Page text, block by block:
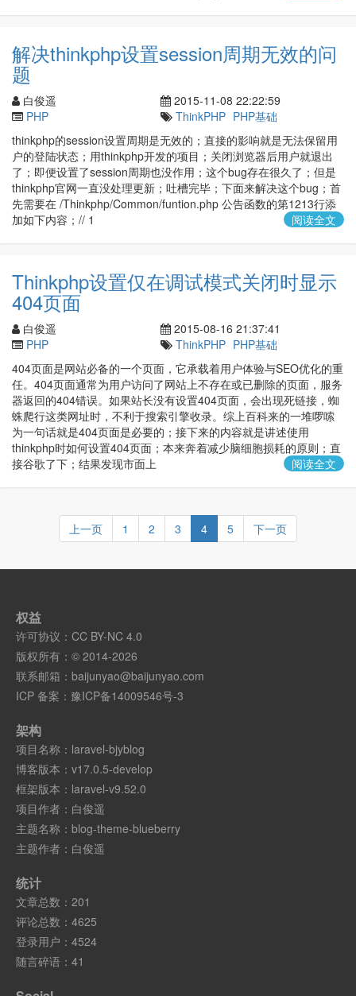
解决thinkphp设置session周期无效的问
题
白俊遥
2015-11-08 22:22:59
PHP
ThinkPHP PHP基础
thinkphp的session设置周期是无效的；直接的影响就是无法保留用
户的登陆状态；用thinkphp开发的项目；关闭浏览器后用户就退出
了；即便设置了session周期也没作用；这个bug存在很久了；但是
thinkphp官网一直没处理更新；吐槽完毕；下面来解决这个bug；首
先需要在 /Thinkphp/Common/funtion.php 公告函数的第1213行添
加如下内容；// 1
阅读全文
Thinkphp设置仅在调试模式关闭时显示
404页面
白俊遥
2015-08-16 21:37:41
PHP
ThinkPHP PHP基础
404页面是网站必备的一个页面，它承载着用户体验与SEO优化的重
任。404页面通常为用户访问了网站上不存在或已删除的页面，服务
器返回的404错误。如果站长没有设置404页面，会出现死链接，蜘
蛛爬行这类网址时，不利于搜索引擎收录。综上百科来的一堆啰嗦
为一句话就是404页面是必要的；接下来的内容就是讲述使用
thinkphp时如何设置404页面；本来奔着减少脑细胞损耗的原则；直
接谷歌了下；结果发现市面上
阅读全文
上一页 1 2 3 4 5 下一页
权益
许可协议： CC BY-NC 4.0
版权所有：© 2014-2026
联系邮箱： baijunyao@baijunyao.com
ICP 备案： 豫ICP备14009546号-3
架构
项目名称： laravel-bjyblog
博客版本： v17.0.5-develop
框架版本： laravel-v9.52.0
项目作者： 白俊遥
主题名称： blog-theme-blueberry
主题作者： 白俊遥
统计
文章总数：201
评论总数：4625
登录用户：4524
随言碎语：41